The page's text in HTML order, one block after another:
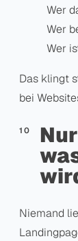
Wer
Wer
Wer
Das klingt
bei
Niemand